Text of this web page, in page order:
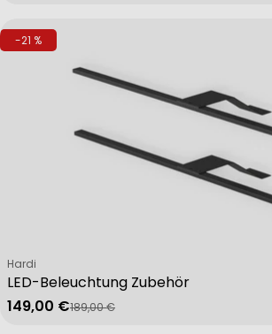
-21 %
LED-Beleuchtung Zubehör
Verkäufer:
Hardi
Verkaufspreis
149,00 €
Regulärer Preis
189,00 €